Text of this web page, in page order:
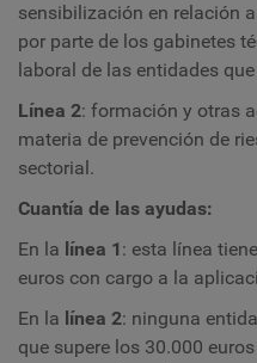
sensibilización en relación
por parte de los gabinetes
laboral de las entidades
Línea 2: formación y otras
materia de prevención de
sectorial.
Cuantía de las ayudas:
En la línea 1 : esta línea
euros con cargo a la
En la línea 2: ninguna
que supere los 30.000